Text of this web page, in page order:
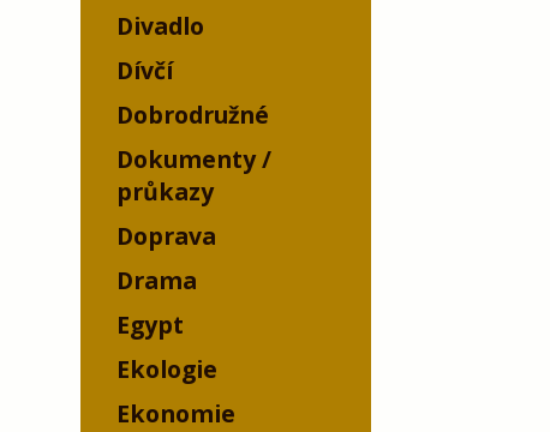
Divadlo
Dívčí
Dobrodružné
Dokumenty /
průkazy
Doprava
Drama
Egypt
Ekologie
Ekonomie